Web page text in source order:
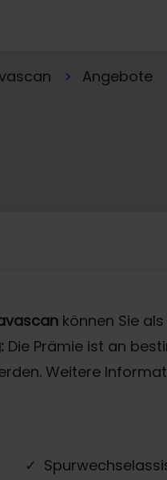
Angebote
können Sie als
Die Prämie ist an
Weitere